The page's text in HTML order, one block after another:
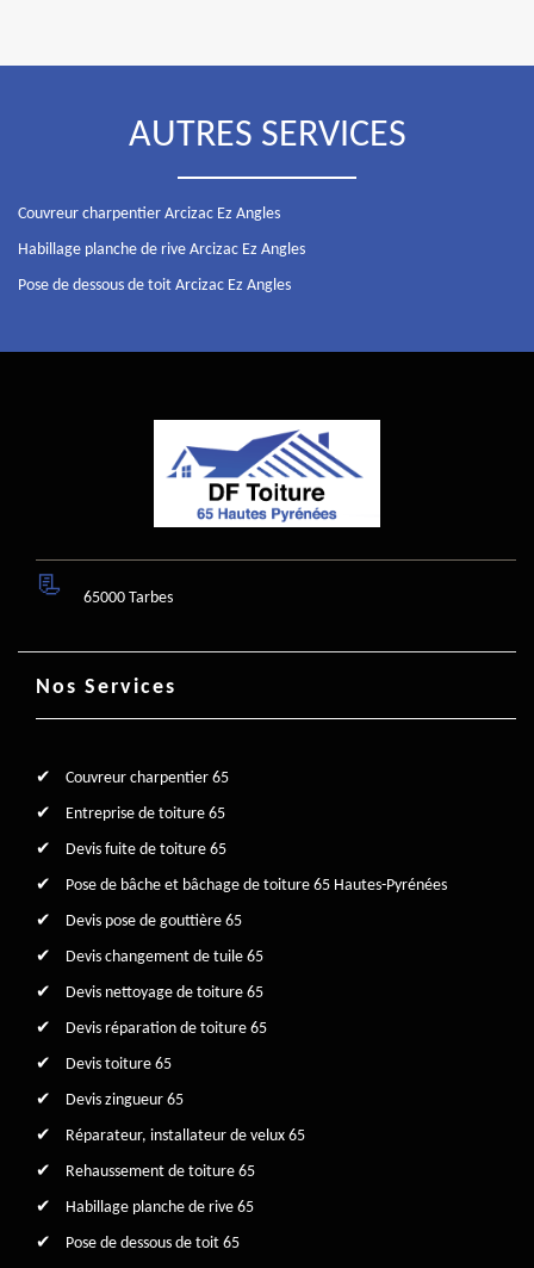
AUTRES SERVICES
Couvreur charpentier Arcizac Ez Angles
Habillage planche de rive Arcizac Ez Angles
Pose de dessous de toit Arcizac Ez Angles
65000 Tarbes
Nos Services
Couvreur charpentier 65
Entreprise de toiture 65
Devis fuite de toiture 65
Pose de bâche et bâchage de toiture 65 Hautes-Pyrénées
Devis pose de gouttière 65
Devis changement de tuile 65
Devis nettoyage de toiture 65
Devis réparation de toiture 65
Devis toiture 65
Devis zingueur 65
Réparateur, installateur de velux 65
Rehaussement de toiture 65
Habillage planche de rive 65
Pose de dessous de toit 65